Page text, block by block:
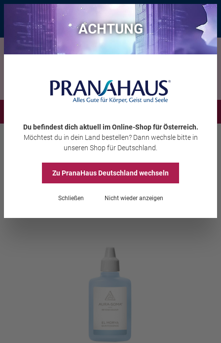
Bis zu 20 € Rabatt* mit dem Vorteils-Codeeintauchen , gültig bis
11.08.2026
Aura-Soma® Quintessenz
Quintessenz El Morya
ACHTUNG
Du befindest dich aktuell im Online-Shopfür Österreich.
Möchtest du in dein Land bestellen? Dann wechsle bitte in
unseren Shop für Deutschland
Zu PranaHausDeutschland wechseln
Schließen Nicht wieder anzeigen